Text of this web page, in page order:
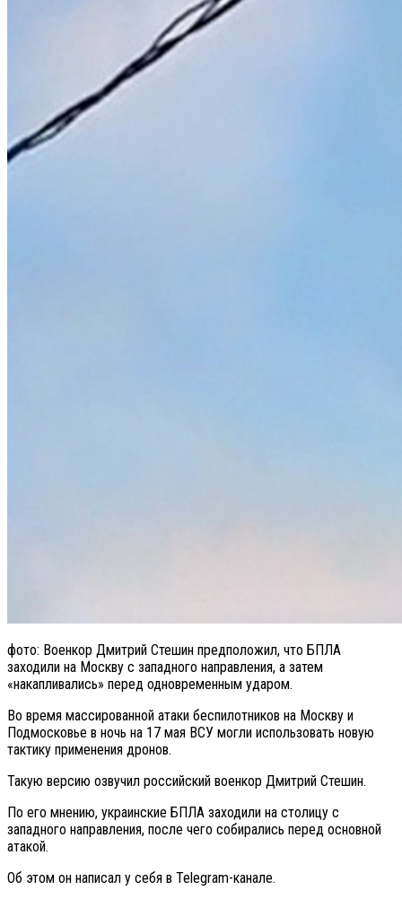
фото: Военкор Дмитрий Стешин предположил, что БПЛА
заходили на Москву с западного направления, а затем
«накапливались» перед одновременным ударом.
Во время массированной атаки беспилотников на Москву и
Подмосковье в ночь на 17 мая ВСУ могли использовать новую
тактику применения дронов.
Такую версию озвучил российский военкор Дмитрий Стешин.
По его мнению, украинские БПЛА заходили на столицу с
западного направления, после чего собирались перед основной
атакой.
Об этом он написал у себя в Telegram-канале.